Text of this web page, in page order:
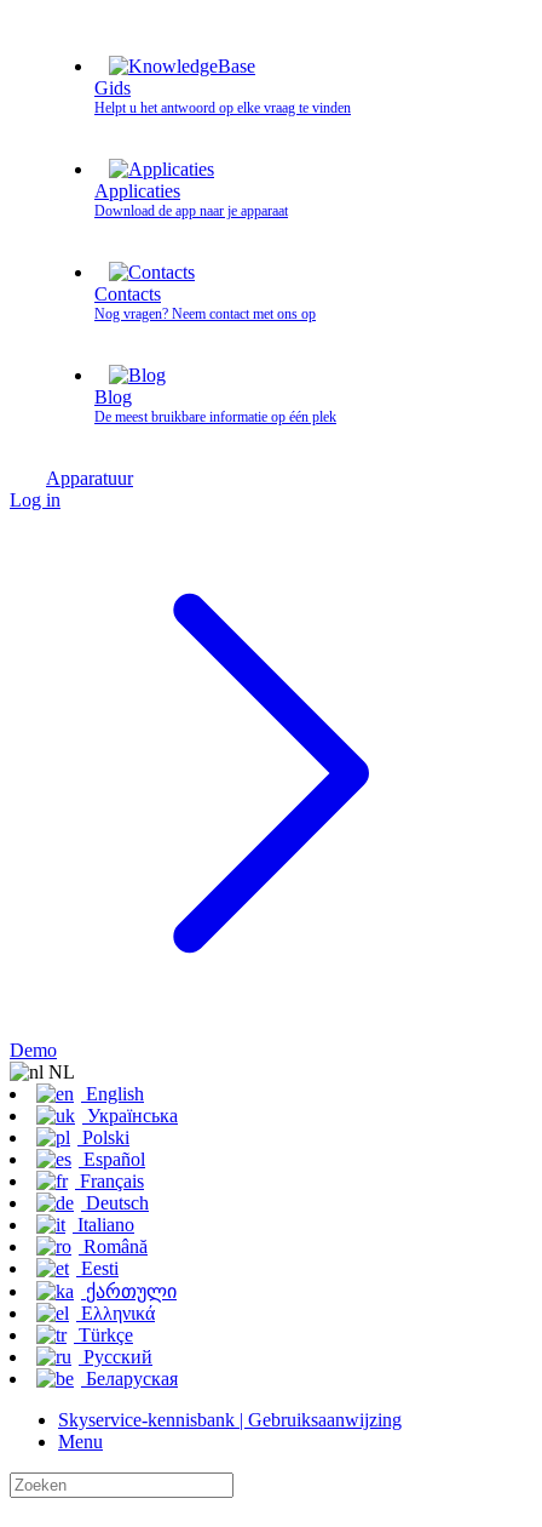
Gids
Helpt u het antwoord op elke vraag te vinden
Applicaties
Download de app naar je apparaat
Contacts
Nog vragen? Neem contact met ons op
Blog
De meest bruikbare informatie op één plek
Apparatuur
Log in
Demo
NL
English
Українська
Polski
Español
Français
Deutsch
Italiano
Română
Eesti
ქართული
Ελληνικά
Türkçe
Русский
Беларуская
Skyservice-kennisbank | Gebruiksaanwijzing
Menu